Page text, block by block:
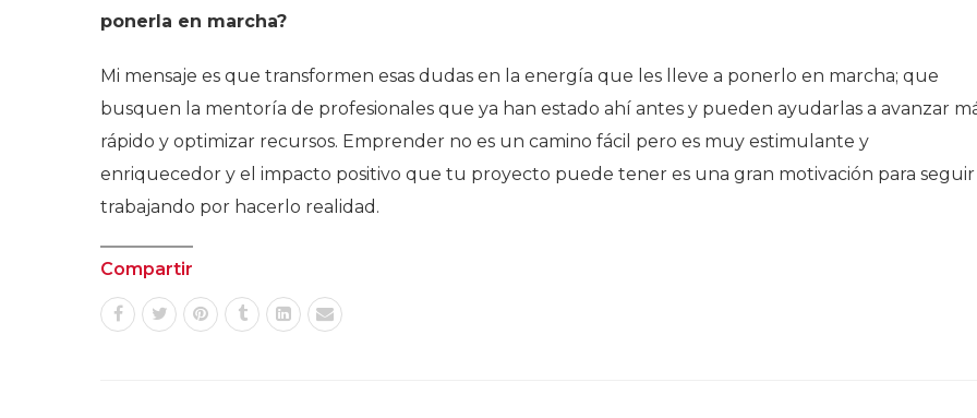
ponerla en marcha?
Mi mensaje es que transformen esas dudas en la energía que les lleve a ponerlo en marcha; que
busquen la mentoría de profesionales que ya han estado ahí antes y pueden ayudarlas a avanzar
rápido y optimizar recursos. Emprender no es un camino fácil pero es muy estimulante y
enriquecedor y el impacto positivo que tu proyecto puede tener es una gran motivación para seguir
trabajando por hacerlo realidad.
Compartir